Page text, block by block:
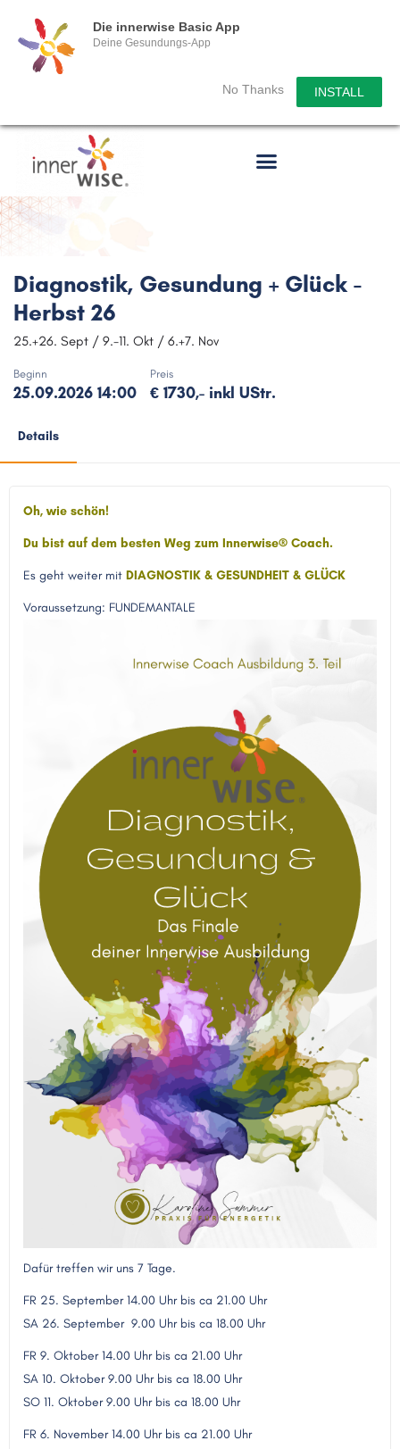
Die innerwise Basic App
Deine Gesundungs-App
No Thanks INSTALL
Diagnostik, Gesundung + Glück -
Herbst 26
25.+26. Sept / 9.-11. Okt / 6.+7. Nov
Beginn
25.09.2026 14:00
Preis
€ 1730,- inkl UStr.
Details
Oh, wie schön!
Du bist auf dem besten Weg zum Innerwise® Coach.
Es geht weiter mit DIAGNOSTIK & GESUNDHEIT & GLÜCK
Voraussetzung: FUNDEMANTALE
Dafür treffen wir uns 7 Tage.
FR 25. September 14.00 Uhr bis ca 21.00 Uhr
SA 26. September 9.00 Uhr bis ca 18.00 Uhr
FR 9. Oktober 14.00 Uhr bis ca 21.00 Uhr
SA 10. Oktober 9.00 Uhr bis ca 18.00 Uhr
SO 11. Oktober 9.00 Uhr bis ca 18.00 Uhr
FR 6. November 14.00 Uhr bis ca 21.00 Uhr